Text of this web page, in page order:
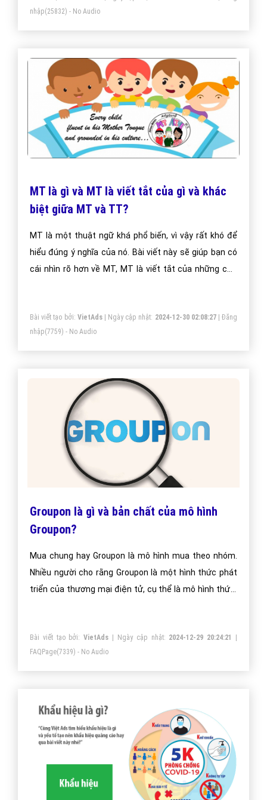
nhập(25832) - No Audio
MT là gì và MT là viết tắt của gì và khác
biệt giữa MT và TT?
MT là một thuật ngữ khá phổ biến, vì vậy rất khó để
hiểu đúng ý nghĩa của nó. Bài viết này sẽ giúp bạn có
cái nhìn rõ hơn về MT, MT là viết tắt của những chữ
Bài viết tạo bởi: VietAds| Ngày cập nhật: 2024-12-30 02:08:27|Đăng
nhập(7759) - No Audio
Groupon là gì và bản chất của mô hình
Groupon?
Mua chung hay Groupon là mô hình mua theo nhóm.
Nhiều người cho rằng Groupon là một hình thức phát
triển của thương mại điện tử, cụ thể là mô hình thứ 4
Bài viết tạo bởi:VietAds | Ngày cập nhật: 2024-12-29 20:24:21
FAQPage(7339) - No Audio